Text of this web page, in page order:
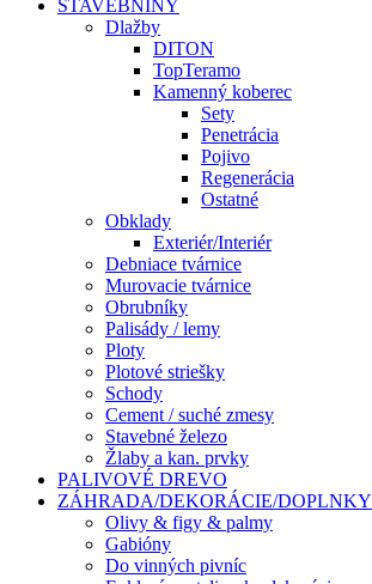
STAVEBNINY
Dlažby
DITON
TopTeramo
Kamenný koberec
Sety
Penetrácia
Pojivo
Regenerácia
Ostatné
Obklady
Exteriér/Interiér
Debniace tvárnice
Murovacie tvárnice
Obrubníky
Palisády / lemy
Ploty
Plotové striešky
Schody
Cement / suché zmesy
Stavebné železo
Žlaby a kan. prvky
PALIVOVÉ DREVO
ZÁHRADA/DEKORÁCIE/DOPLNKY
Olivy & figy & palmy
Gabióny
Do vinných pivníc